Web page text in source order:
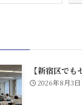
【新宿区でも
2026年8月3日